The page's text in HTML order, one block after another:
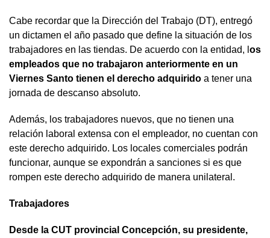
Cabe recordar que la Dirección del Trabajo (DT), entregó
un dictamen el año pasado que define la situación de los
trabajadores en las tiendas. De acuerdo con la entidad, l os
empleados que no trabajaron anteriormente en un
Viernes Santo tienen el derecho adquirido a tener una
jornada de descanso absoluto.
Además, los trabajadores nuevos, que no tienen una
relación laboral extensa con el empleador, no cuentan con
este derecho adquirido. Los locales comerciales podrán
funcionar, aunque se expondrán a sanciones si es que
rompen este derecho adquirido de manera unilateral.
Trabajadores
Desde la CUT provincial Concepción, su presidente,